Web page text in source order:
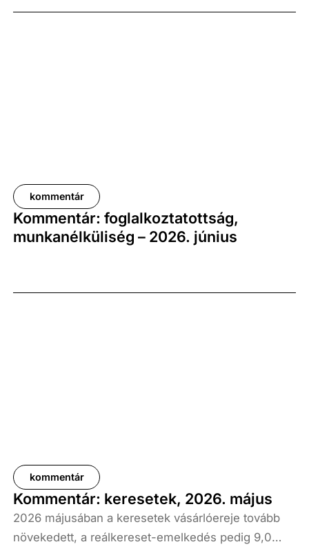
százalékkal, míg az előző negyedévhez képest 0,4
kommentár
Kommentár: foglalkoztatottság,
munkanélküliség – 2026. június
kommentár
Kommentár: keresetek, 2026. május
2026 májusában a keresetek vásárlóereje tovább
növekedett, a reálkereset-emelkedés pedig 9,0